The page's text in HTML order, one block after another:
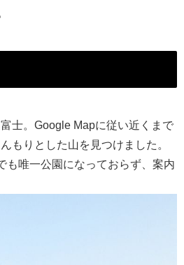
士。Google Mapに従い近くまで
もりとした山を見つけました。
も唯一公園になっておらず、案内